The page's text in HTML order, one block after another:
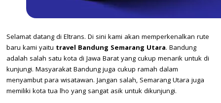
Selamat datang di Eltrans. Di sini kami akan memperkenalkan rute
baru kami yaitu travel Bandung Semarang Utara. Bandung
adalah salah satu kota di Jawa Barat yang cukup menarik untuk di
kunjungi. Masyarakat Bandung juga cukup ramah dalam
menyambut para wisatawan. Jangan salah, Semarang Utara juga
memiliki kota tua lho yang sangat asik untuk dikunjungi.